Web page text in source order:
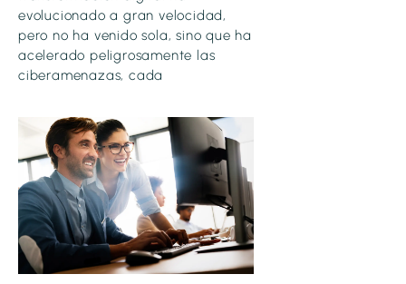
evolucionado a gran velocidad,
pero no ha venido sola, sino que ha
acelerado peligrosamente las
ciberamenazas, cada